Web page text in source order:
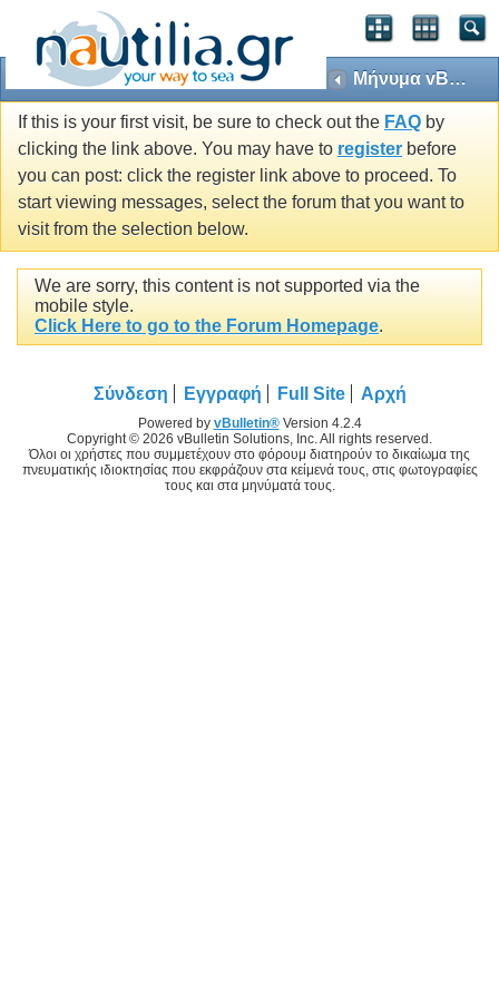
Μήνυμα vBulletin
If this is your first visit, be sure to check out the FAQ by
clicking the link above. You may have to register before
you can post: click the register link above to proceed. To
start viewing messages, select the forum that you want to
visit from the selection below.
We are sorry, this content is not supported via the
mobile style.
Click Here to go to the Forum Homepage.
Σύνδεση Εγγραφή Full Site Αρχή
Powered by vBulletin®Version 4.2.4
Copyright © 2026 vBulletin Solutions, Inc. All rights reserved.
Όλοι οι χρήστες που συμμετέχουν στο φόρουμ διατηρούν το δικαίωμα της
πνευματικής ιδιοκτησίας που εκφράζουν στα κείμενά τους, στις φωτογραφίες
τους και στα μηνύματά τους.